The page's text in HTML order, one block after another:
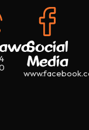
Social
Media